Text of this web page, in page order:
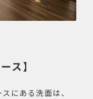
ス】
にある洗面は、